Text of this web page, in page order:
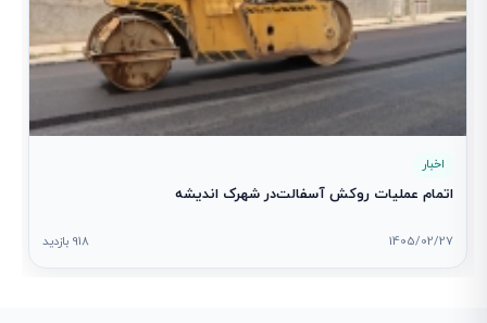
اخبار
اتمام عملیات روکش آسفالت‌در شهرک اندیشه
1405/02/27 918 بازدید